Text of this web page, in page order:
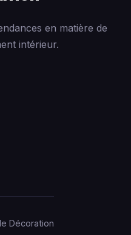
en matière de
intérieur.
Décoration